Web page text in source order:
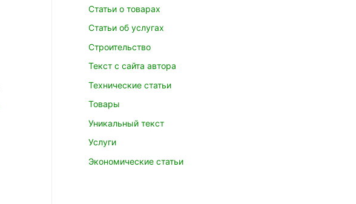
Статьи о товарах
Статьи об услугах
Строительство
Текст с сайта автора
Технические статьи
Товары
Уникальный текст
Услуги
Экономические статьи